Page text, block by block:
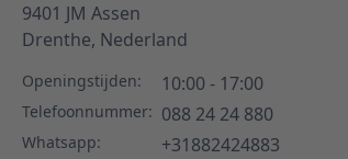
9401 JM Assen
Drenthe, Nederland
Openingstijden: 10:00 - 17:00
Telefoonnummer: 088 24 24 880
Whatsapp: +31882424883